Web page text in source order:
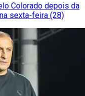
Colorado depois da
sexta-feira (28)